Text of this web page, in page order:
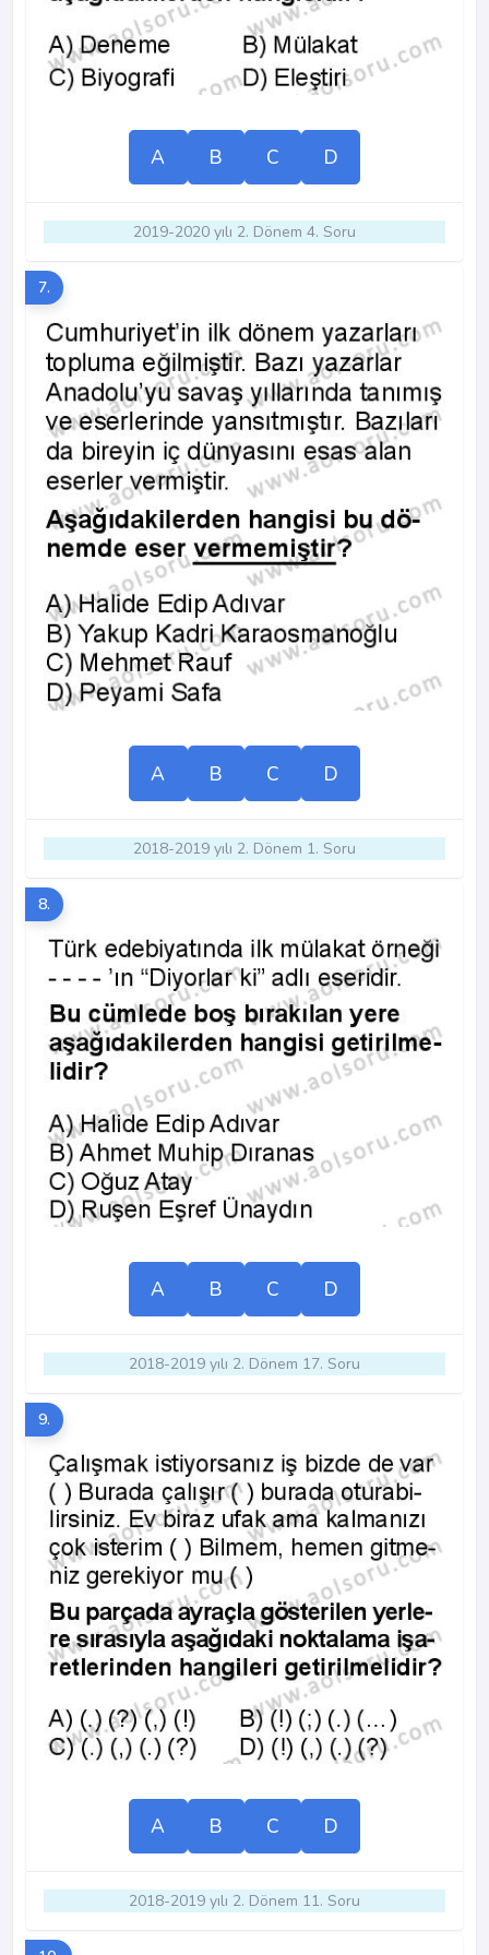
A B C D
2019-2020 yılı 2. Dönem 4. Soru
7.
A B C D
2018-2019 yılı 2. Dönem 1. Soru
8.
A B C D
2018-2019 yılı 2. Dönem 17. Soru
9.
A B C D
2018-2019 yılı 2. Dönem 11. Soru